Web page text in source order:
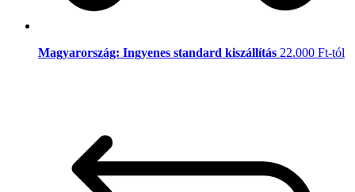
Magyarország: Ingyenes standard kiszállítás 22.000 Ft-tól